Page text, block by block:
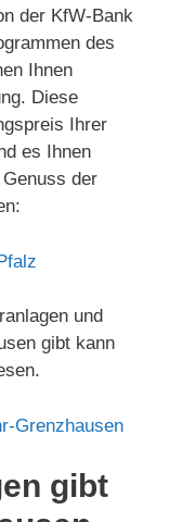
der KfW-Bank
des
Ihnen
Diese
Ihrer
es Ihnen
der
und
gibt kann
Grenzhausen
gibt